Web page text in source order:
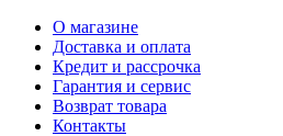
О магазине
Доставка и оплата
Кредит и рассрочка
Гарантия и сервис
Возврат товара
Контакты